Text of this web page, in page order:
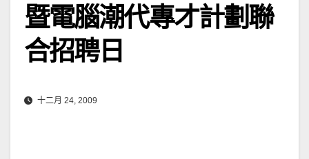
暨電腦潮代專才計劃聯
合招聘日
十二月 24, 2009